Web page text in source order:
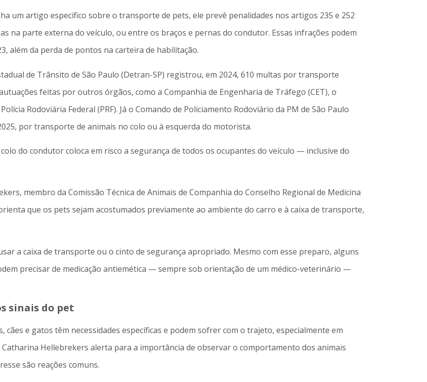
um artigo específico sobre o transporte de pets, ele prevê penalidades nos artigos 235 e 252
na parte externa do veículo, ou entre os braços e pernas do condutor. Essas infrações podem
além da perda de pontos na carteira de habilitação.
de Trânsito de São Paulo (Detran-SP) registrou, em 2024, 610 multas por transporte
feitas por outros órgãos, como a Companhia de Engenharia de Tráfego (CET), o
Rodoviária Federal (PRF). Já o Comando de Policiamento Rodoviário da PM de São Paulo
por transporte de animais no colo ou à esquerda do motorista.
do condutor coloca em risco a segurança de todos os ocupantes do veículo — inclusive do
membro da Comissão Técnica de Animais de Companhia do Conselho Regional de Medicina
que os pets sejam acostumados previamente ao ambiente do carro e à caixa de transporte,
a caixa de transporte ou o cinto de segurança apropriado. Mesmo com esse preparo, alguns
precisar de medicação antiemética — sempre sob orientação de um médico-veterinário —
sinais do pet
cães e gatos têm necessidades específicas e podem sofrer com o trajeto, especialmente em
Hellebrekers alerta para a importância de observar o comportamento dos animais
são reações comuns.